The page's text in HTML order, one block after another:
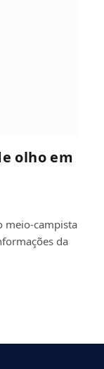
olho em
meio-campista
da